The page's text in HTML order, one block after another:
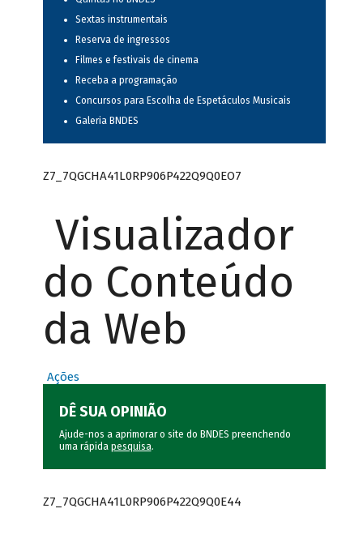
Sextas instrumentais
Reserva de ingressos
Filmes e festivais de cinema
Receba a programação
Concursos para Escolha de Espetáculos Musicais
Galeria BNDES
Z7_7QGCHA41L0RP906P422Q9Q0EO7
Visualizador
do Conteúdo
da Web
Ações
DÊ SUA OPINIÃO
Ajude-nos a aprimorar o site do BNDES preenchendo
uma rápida pesquisa.
Z7_7QGCHA41L0RP906P422Q9Q0E44